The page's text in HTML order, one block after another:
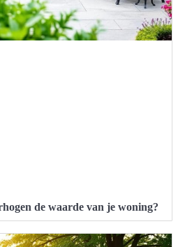
de waarde van je woning?